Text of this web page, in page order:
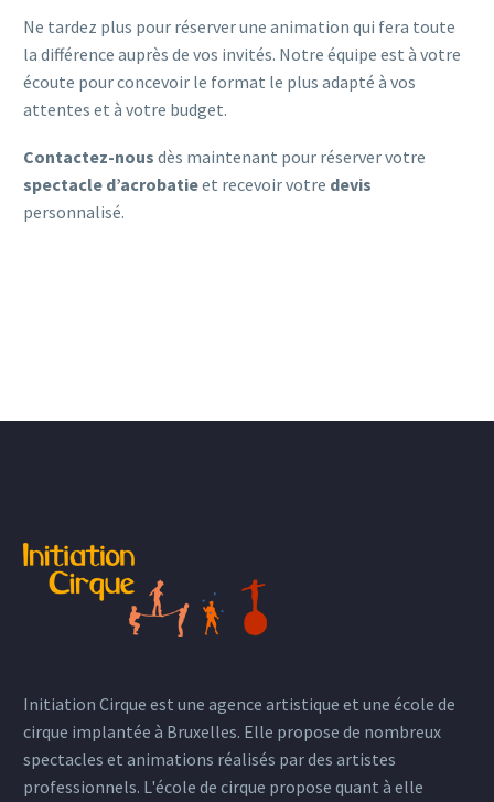
Ne tardez plus pour réserver une animation qui fera toute
la différence auprès de vos invités. Notre équipe est à votre
écoute pour concevoir le format le plus adapté à vos
attentes et à votre budget.
Contactez-nous dès maintenant pour réserver votre
spectacle d’acrobatieet recevoir votre devis
personnalisé.
Initiation Cirque est une agence artistique et une école de
cirque implantée à Bruxelles. Elle propose de nombreux
spectacles et animations réalisés par des artistes
professionnels. L'école de cirque propose quant à elle